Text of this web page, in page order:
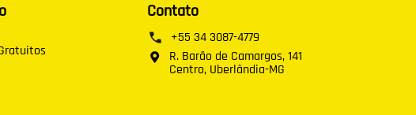
Contato
+55 34 3087-4779
R. Barão de Camargos, 141
Centro, Uberlândia-MG